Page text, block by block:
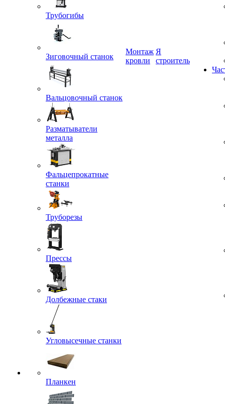
Трубогибы
Зиговочный станок
Вальцовочный станок
Разматыватели
металла
Фальцепрокатные
станки
Труборезы
Прессы
Долбежные стаки
Угловысечные станки
Планкен
Монтаж
кровли
Я
строитель